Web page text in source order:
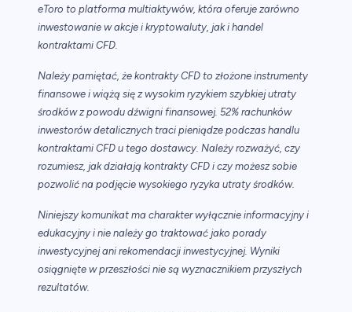
eToro to platforma multiaktywów, która oferuje zarówno
inwestowanie w akcje i kryptowaluty, jak i handel
kontraktami CFD.
Należy pamiętać, że kontrakty CFD to złożone instrumenty
finansowe i wiążą się z wysokim ryzykiem szybkiej utraty
środków z powodu dźwigni finansowej. 52% rachunków
inwestorów detalicznych traci pieniądze podczas handlu
kontraktami CFD u tego dostawcy. Należy rozważyć, czy
rozumiesz, jak działają kontrakty CFD i czy możesz sobie
pozwolić na podjęcie wysokiego ryzyka utraty środków.
Niniejszy komunikat ma charakter wyłącznie informacyjny i
edukacyjny i nie należy go traktować jako porady
inwestycyjnej ani rekomendacji inwestycyjnej. Wyniki
osiągnięte w przeszłości nie są wyznacznikiem przyszłych
rezultatów.